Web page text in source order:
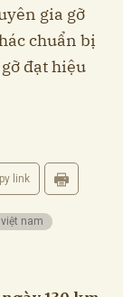
gia gỡ
chuẩn bị
đạt hiệu
link
nam